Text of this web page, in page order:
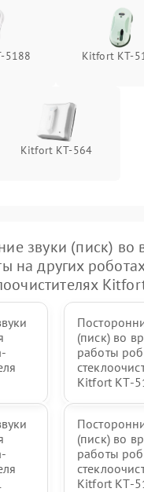
5188 Kitfort КТ-
Kitfort КТ-564
звуки (писк) во
на других
(писк) во
работы
Kitfort КТ-
(писк) во
работы
Kitfort КТ-